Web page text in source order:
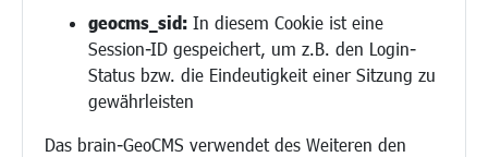
geocms_sid: In diesem Cookie ist eine
Session-ID gespeichert, um z.B. den Login-
Status bzw. die Eindeutigkeit einer Sitzung zu
gewährleisten
Das brain-GeoCMS verwendet des Weiteren den
Bauen/Umwelt/Mobilität
Bebauungsplanung
Verkehr/Mobilität